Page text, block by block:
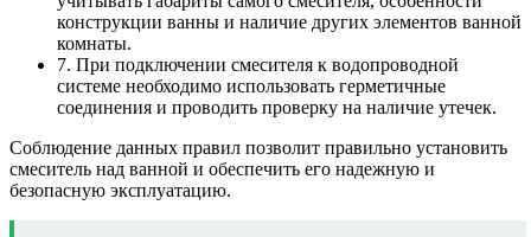
конструкции ванны и наличие других элементов ванной
комнаты.
7. При подключении смесителя к водопроводной
системе необходимо использовать герметичные
соединения и проводить проверку на наличие утечек.
Соблюдение данных правил позволит правильно установить
смеситель над ванной и обеспечить его надежную и
безопасную эксплуатацию.